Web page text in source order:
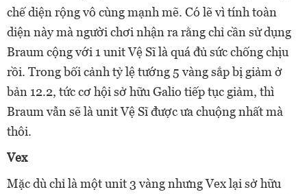
chế diện rộng vô cùng mạnh mẽ. Có lẽ vì tính toàn
diện này mà người chơi nhận ra rằng chỉ cần sử dụng
Braum cộng với 1 unit Vệ Sĩ là quá đủ sức chống chịu
rồi. Trong bối cảnh tỷ lệ tướng 5 vàng sắp bị giảm ở
bản 12.2, tức cơ hội sở hữu Galio tiếp tục giảm, thì
Braum vẫn sẽ là unit Vệ Sĩ được ưa chuộng nhất mà
thôi.
Vex
Mặc dù chỉ là một unit 3 vàng nhưng Vex lại sở hữu